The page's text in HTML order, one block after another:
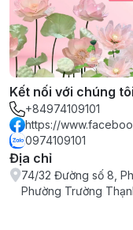
Kết nối với chúng tôi
+84974109101
https://
0974109101
Địa chỉ
74/32 Đường số 8,
Phường Trường